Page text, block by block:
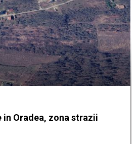
Casa de vanzare in